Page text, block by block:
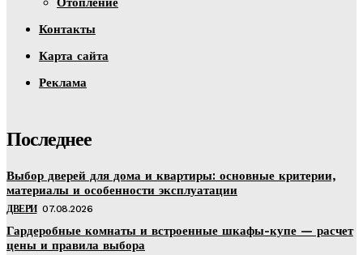
Контакты
Карта сайта
Реклама
Последнее
Выбор дверей для дома и квартиры: основные критерии,
материалы и особенности эксплуатации
ДВЕРИ 07.08.2026
Гардеробные комнаты и встроенные шкафы-купе — расчет
цены и правила выбора